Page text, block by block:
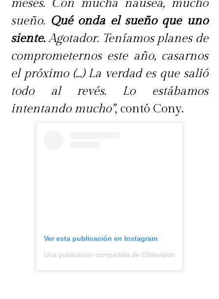
meses. Con mucha náusea, mucho
sueño. Qué onda el sueño que uno
siente.Agotador. Teníamos planes de
comprometernos este año, casarnos
el próximo (...) La verdad es que salió
todo al revés. Lo estábamos
intentando mucho", contó Cony.
Ver esta publicación en Instagram
Una publicación compartida de Chilevisión